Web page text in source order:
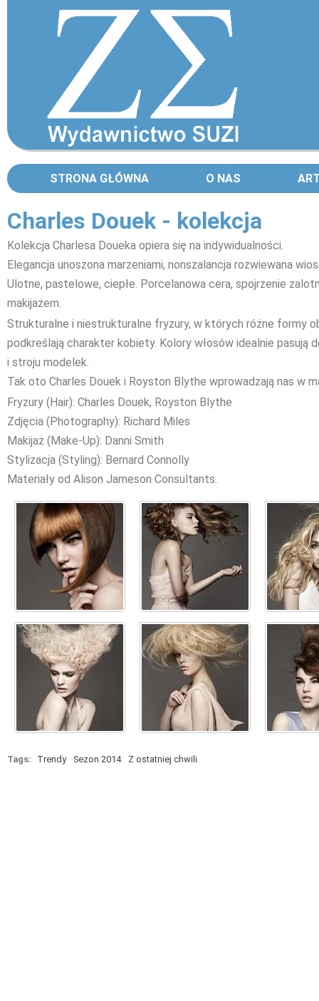
STRONA GŁÓWNA O NAS
Charles Douek - kolekcja
Kolekcja Charlesa Doueka opiera się na indywidualności.
Elegancja unoszona marzeniami, nonszalancja rozwiewana
Ulotne, pastelowe, ciepłe. Porcelanowa cera, spojrzenie
makijażem.
Strukturalne i niestrukturalne fryzury, w których różne formy
podkreślają charakter kobiety. Kolory włosów idealnie pasują
i stroju modelek.
Tak oto Charles Douek i Royston Blythe wprowadzają nas w
Fryzury (Hair): Charles Douek, Royston Blythe
Zdjęcia (Photography): Richard Miles
Makijaż (Make-Up): Danni Smith
Stylizacja (Styling): Bernard Connolly
Materiały od Alison Jameson Consultants.
Tags: Trendy Sezon 2014 Z ostatniej chwili